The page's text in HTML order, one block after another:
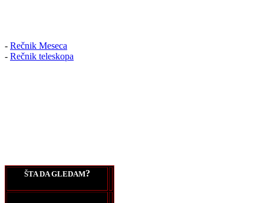
- Rečnik Meseca
- Rečnik teleskopa
ŠTA DA GLEDAM?